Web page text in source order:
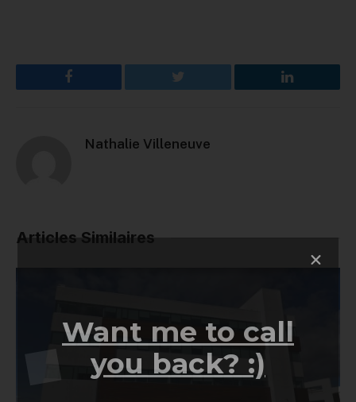
Facebook Twitter LinkedIn
Nathalie Villeneuve
Articles Similaires
Want me to call
you back? :)